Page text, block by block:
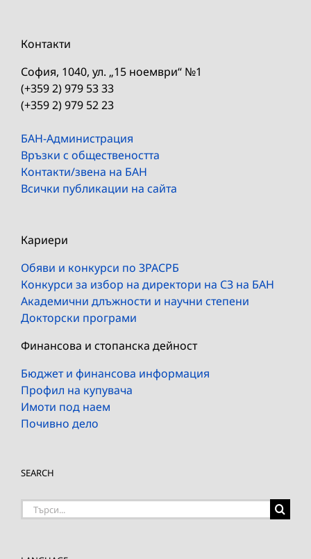
Контакти
София, 1040, ул. „15 ноември“ №1
(+359 2) 979 53 33
(+359 2) 979 52 23
БАН-Администрация
Връзки с обществеността
Контакти/звена на БАН
Всички публикации на сайта
Кариери
Обяви и конкурси по ЗРАСРБ
Конкурси за избор на директори на СЗ на БАН
Академични длъжности и научни степени
Докторски програми
Финансова и стопанска дейност
Бюджет и финансова информация
Профил на купувача
Имоти под наем
Почивно дело
SEARCH
Търсене